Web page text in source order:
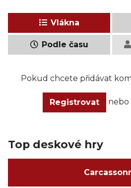
Vlákna
Podle času
Pokud chcete přidávat
Registrovat nebo
Top deskové hry